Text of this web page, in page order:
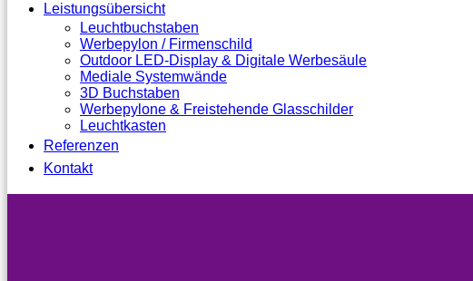
Leistungsübersicht
Leuchtbuchstaben
Werbepylon / Firmenschild
Outdoor LED-Display & Digitale Werbesäule
Mediale Systemwände
3D Buchstaben
Werbepylone & Freistehende Glasschilder
Leuchtkasten
Referenzen
Kontakt